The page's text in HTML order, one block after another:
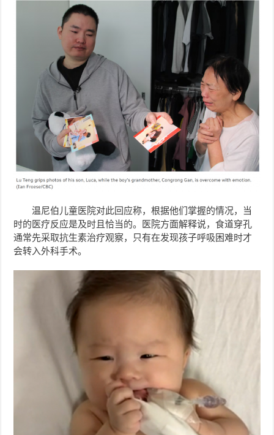
温尼伯儿童医院对此回应称，根据他们掌握的情况，当
时的医疗反应是及时且恰当的。医院方面解释说，食道穿孔
通常先采取抗生素治疗观察，只有在发现孩子呼吸困难时才
会转入外科手术。